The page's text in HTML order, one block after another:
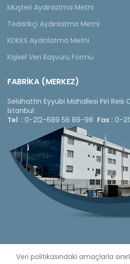
Müşteri Aydınlatma Metni
Tedarikçi Aydınlatma Metni
KDKKS Aydınlatma Metni
Kişisel Veri Başvuru Formu
FABRİKA (MERKEZ)
Selahattin Eyyubi Mahallesi Piri Reis
İstanbul
Tel : 0-212-689 56 89-98 Fax : 0-
Copyright © 2020 Çetinkaya Pano
Veri politikasındaki amaçlarla